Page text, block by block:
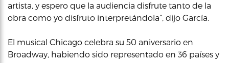
artista, y espero que la audiencia disfrute tanto de la
obra como yo disfruto interpretándola”, dijo García.
El musical Chicago celebra su 50 aniversario en
Broadway, habiendo sido representado en 36 países y